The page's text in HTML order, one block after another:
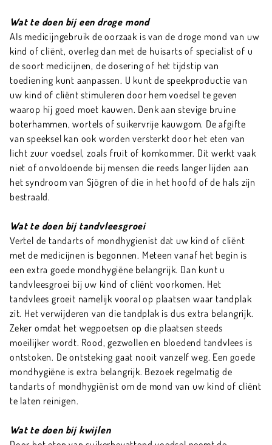
Wat te doen bij een droge mond
AIs medicijngebruik de oorzaak is van de droge mond van uw
kind of cliënt, overleg dan met de huisarts of specialist of u
de soort medicijnen, de dosering of het tijdstip van
toediening kunt aanpassen. U kunt de speekproductie van
uw kind of cliënt stimuleren door hem voedsel te geven
waarop hij goed moet kauwen. Denk aan stevige bruine
boterhammen, wortels of suikervrije kauwgom. De afgifte
van speeksel kan ook worden versterkt door het eten van
licht zuur voedsel, zoals fruit of komkommer. Dit werkt vaak
niet of onvoldoende bij mensen die reeds langer lijden aan
het syndroom van Sjögren of die in het hoofd of de hals zijn
bestraald.
Wat te doen bij tandvleesgroei
Vertel de tandarts of mondhygienist dat uw kind of cliënt
met de medicijnen is begonnen. Meteen vanaf het begin is
een extra goede mondhygiëne belangrijk. Dan kunt u
tandvleesgroei bij uw kind of cliënt voorkomen. Het
tandvlees groeit namelijk vooral op plaatsen waar tandplak
zit. Het verwijderen van die tandplak is dus extra belangrijk.
Zeker omdat het wegpoetsen op die plaatsen steeds
moeilijker wordt. Rood, gezwollen en bloedend tandvlees is
ontstoken. De ontsteking gaat nooit vanzelf weg. Een goede
mondhygiëne is extra belangrijk. Bezoek regelmatig de
tandarts of mondhygiënist om de mond van uw kind of cliënt
te laten reinigen.
Wat te doen bij kwijlen